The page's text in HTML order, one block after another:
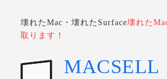
壊れたMac・壊れたSurface壊れた
取ります！
MACSELL